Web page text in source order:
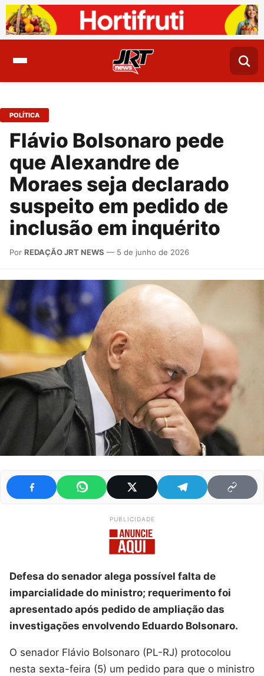
POLÍTICA
Flávio Bolsonaro pede
que Alexandre de
Moraes seja declarado
suspeito em pedido de
inclusão em inquérito
Por REDAÇÃO JRT NEWS — 5 de junho de 2026
PUBLICIDADE
Defesa do senador alega possível falta de
imparcialidade do ministro; requerimento foi
apresentado após pedido de ampliação das
investigações envolvendo Eduardo Bolsonaro.
O senador Flávio Bolsonaro (PL-RJ) protocolou
nesta sexta-feira (5) um pedido para que o ministro